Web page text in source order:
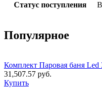
Статус поступления
Популярное
Комплект Паровая баня Led
31,507.57 руб.
Купить